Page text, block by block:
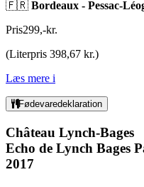
🇫🇷 Bordeaux - Pessac-
Pris299,-kr.
(Literpris 398,67 kr.)
Læs mere i
Fødevaredeklaration
Château Lynch-Bages
Echo de Lynch Bages
2017